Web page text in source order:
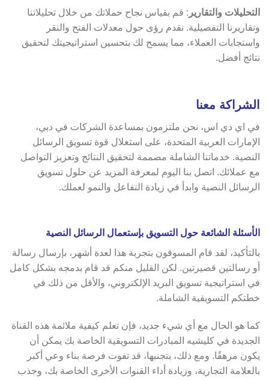
التحليلات والتقارير : قم بقياس نجاح حملاتك من خلال تحليلاتنا
وتقاريرنا التفصيلية. نقدم رؤى حول معدلات الفتح والنقر
واستجابات العملاء، مما يسمح لك بتحسين استراتيجيتك لتحقيق
نتائج أفضل.
الشراكة معنا
في اي دي اس، نحن ملتزمون بمساعدة الشركات في دبي،
الإمارات العربية المتحدة، على استغلال قوة تسويق الرسائل
النصية. خدماتنا الشاملة مصممة لتحقيق النتائج وتعزيز التواصل
مع عملائك. اتصل بنا اليوم لمعرفة المزيد عن حلول تسويق
الرسائل النصية وابدأ في زيادة التفاعل والنمو لعملك.
الأسئلة الشائعة حول التسويق بإستعمال الرسائل النصية
بالتأكيد، لقد قام المسوقون بتجربة هذا لعدة أشهر، بإرسال رسالة
أو رسالتين قصيرتين. لكن القليل منكم قد قام بدمجه بشكل كامل
في استراتيجية تسويق البريد الإلكتروني، والأقل من ذلك في
خطتكم التسويقية الشاملة.
كما هو الحال مع أي شيء جديد، فإن تعلم كيفية ملائمة هذه القناة
الجديدة في كليشيه المبادرات التسويقية الخاصة بك يمكن أن
يكون مرهقًا. ومع ذلك، بتجنبها، قد تفوت فرصة بناء وعي أكبر
بالعلامة التجارية، وزيادة أداء القنوات الأخرى الخاصة بك، وجذب